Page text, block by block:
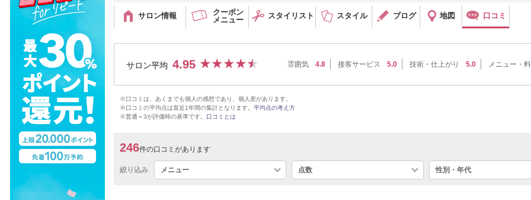
サロン情報
クーポン
メニュー
スタイリスト スタイル ブログ 地図 口コミ
サロン平均 4.95 雰囲気 4.8 接客サービス 5.0 技術・仕上がり 5.0 メニュー・
※口コミは、あくまでも個人の感想であり、個人差があります。
※口コミの平均点は直近1年間の集計となります。 平均点の考え方
※普通＝3が評価時の基準です。 口コミとは
246件の口コミがあります
絞り込み メニュー 点数 性別・年代